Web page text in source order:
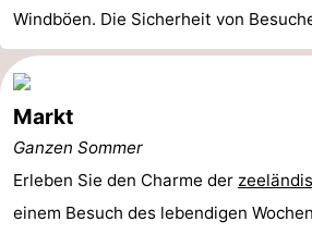
Windböen. Die Sicherheit von
Markt
Ganzen Sommer
Erleben Sie den Charme der
einem Besuch des lebendigen